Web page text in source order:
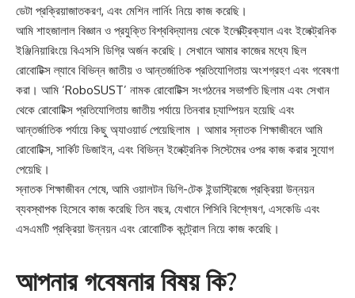
ডেটা প্রক্রিয়াজাতকরণ, এবং মেশিন লার্নিং নিয়ে কাজ করেছি।
আমি শাহজালাল বিজ্ঞান ও প্রযুক্তি বিশ্ববিদ্যালয় থেকে ইলেক্ট্রিক্যাল এবং ইলেক্ট্রনিক
ইঞ্জিনিয়ারিংয়ে বিএসসি ডিগ্রি অর্জন করেছি। সেখানে আমার কাজের মধ্যে ছিল
রোবোটিক্স ল্যাবে বিভিন্ন জাতীয় ও আন্তর্জাতিক প্রতিযোগিতায় অংশগ্রহণ এবং গবেষণা
করা। আমি ‘RoboSUST’ নামক রোবোটিক্স সংগঠনের সভাপতি ছিলাম এবং সেখান
থেকে রোবোটিক্স প্রতিযোগিতায় জাতীয় পর্যায়ে তিনবার চ্যাম্পিয়ন হয়েছি এবং
আন্তর্জাতিক পর্যায়ে কিছু অ্যাওয়ার্ড পেয়েছিলাম । আমার স্নাতক শিক্ষাজীবনে আমি
রোবোটিক্স, সার্কিট ডিজাইন, এবং বিভিন্ন ইলেক্ট্রনিক সিস্টেমের ওপর কাজ করার সুযোগ
পেয়েছি।
স্নাতক শিক্ষাজীবন শেষে, আমি ওয়ালটন ডিগি-টেক ইন্ডাস্ট্রিজে প্রক্রিয়া উন্নয়ন
ব্যবস্থাপক হিসেবে কাজ করেছি তিন বছর, যেখানে পিসিবি বিশ্লেষণ, এসকেডি এবং
এসএমটি প্রক্রিয়া উন্নয়ন এবং রোবোটিক কন্ট্রোল নিয়ে কাজ করেছি।
আপনার গবেষনার বিষয় কি?